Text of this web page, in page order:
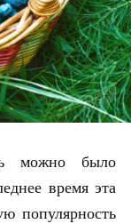
можно было
время эта
популярность